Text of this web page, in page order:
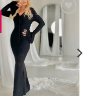
Mėgstamiausias